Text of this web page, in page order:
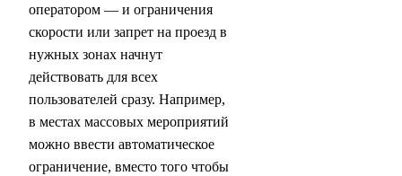
оператором — и ограничения
скорости или запрет на проезд в
нужных зонах начнут
действовать для всех
пользователей сразу. Например,
в местах массовых мероприятий
можно ввести автоматическое
ограничение, вместо того чтобы